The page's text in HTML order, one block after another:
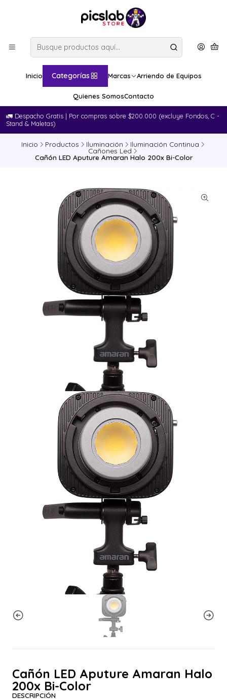
Inicio Categorías Marcas Arriendo de Equipos
Quienes SomosContacto
🚛​ Despacho Gratis | Por compras sobre $200.000 (excluye Fondos, C -
Stand & Maletas)
Inicio Productos Iluminación Iluminación Continua
Cañones Led
Cañón LED Aputure Amaran Halo 200x Bi-Color
Cañón LED Aputure Amaran Halo
200x Bi-Color
DESCRIPCIÓN